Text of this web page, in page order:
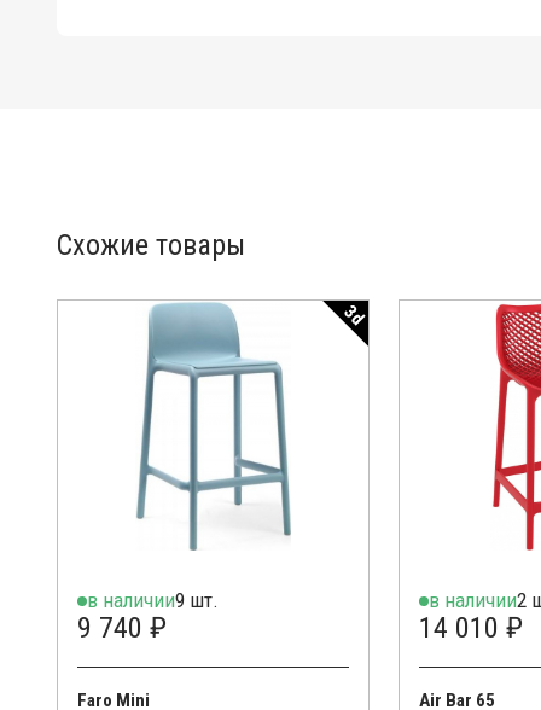
Схожие товары
3d
в наличии9 шт.
9 740 ₽
Faro Mini
в наличии2
14 010 ₽
Air Bar 65